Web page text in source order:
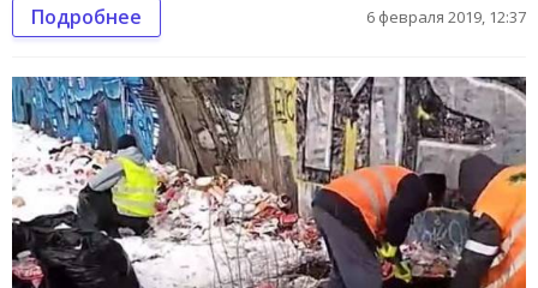
Подробнее 6 февраля 2019, 12:37